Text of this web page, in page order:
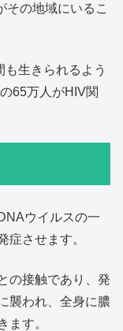
その地域にいるこ
生きられるよう
65万人がHIV関
ウイルスの一
症させます。
の接触であり、発
襲われ、全身に膿
ます。